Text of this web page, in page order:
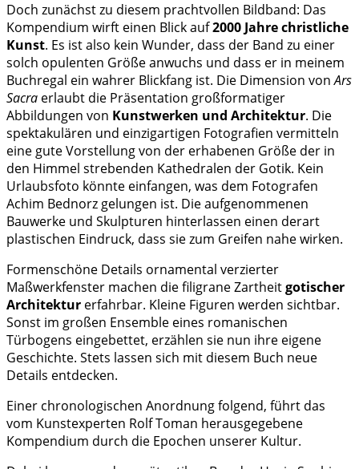
Doch zunächst zu diesem prachtvollen Bildband: Das
Kompendium wirft einen Blick auf2000 Jahre christliche
Kunst. Es ist also kein Wunder, dass der Band zu einer
solch opulenten Größe anwuchs und dass er in meinem
Buchregal ein wahrer Blickfang ist. Die Dimension vonArs
Sacra erlaubt die Präsentation großformatiger
Abbildungen von Kunstwerken und Architektur. Die
spektakulären und einzigartigen Fotografien vermitteln
eine gute Vorstellung von der erhabenen Größe der in
den Himmel strebenden Kathedralen der Gotik. Kein
Urlaubsfoto könnte einfangen, was dem Fotografen
Achim Bednorz gelungen ist. Die aufgenommenen
Bauwerke und Skulpturen hinterlassen einen derart
plastischen Eindruck, dass sie zum Greifen nahe wirken.
Formenschöne Details ornamental verzierter
Maßwerkfenster machen die filigrane Zartheitgotischer
Architektur erfahrbar. Kleine Figuren werden sichtbar.
Sonst im großen Ensemble eines romanischen
Türbogens eingebettet, erzählen sie nun ihre eigene
Geschichte. Stets lassen sich mit diesem Buch neue
Details entdecken.
Einer chronologischen Anordnung folgend, führt das
vom Kunstexperten Rolf Toman herausgegebene
Kompendium durch die Epochen unserer Kultur.